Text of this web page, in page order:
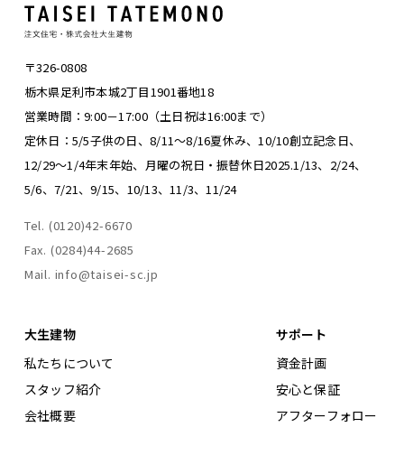
〒326-0808
栃木県足利市本城2丁目1901番地18
営業時間：9:00－17:00（土日祝は16:00まで）
定休日：5/5子供の日、8/11～8/16夏休み、10/10創立記念日、
12/29～1/4年末年始、 月曜の祝日・振替休日2025.1/13、2/24、
5/6、7/21、9/15、10/13、11/3、11/24
Tel. (0120)42-6670
Fax. (0284)44-2685
Mail. info@taisei-sc.jp
大生建物
私たちについて
スタッフ紹介
会社概要
サポート
資金計画
安心と保証
アフターフォロー